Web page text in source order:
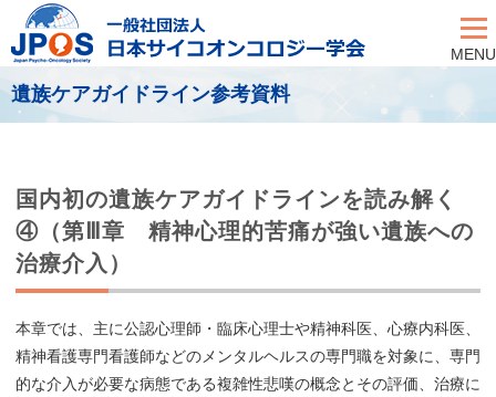
MENU
遺族ケアガイドライン参考資料
国内初の遺族ケアガイドラインを読み解く
④（第Ⅲ章 精神心理的苦痛が強い遺族への
治療介入）
本章では、主に公認心理師・臨床心理士や精神科医、心療内科医、
精神看護専門看護師などのメンタルヘルスの専門職を対象に、専門
的な介入が必要な病態である複雑性悲嘆の概念とその評価、治療に